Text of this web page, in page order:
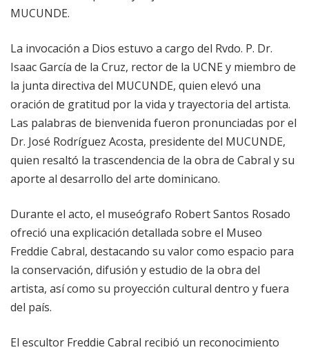
MUCUNDE.
La invocación a Dios estuvo a cargo del Rvdo. P. Dr.
Isaac García de la Cruz, rector de la UCNE y miembro de
la junta directiva del MUCUNDE, quien elevó una
oración de gratitud por la vida y trayectoria del artista.
Las palabras de bienvenida fueron pronunciadas por el
Dr. José Rodríguez Acosta, presidente del MUCUNDE,
quien resaltó la trascendencia de la obra de Cabral y su
aporte al desarrollo del arte dominicano.
Durante el acto, el museógrafo Robert Santos Rosado
ofreció una explicación detallada sobre el Museo
Freddie Cabral, destacando su valor como espacio para
la conservación, difusión y estudio de la obra del
artista, así como su proyección cultural dentro y fuera
del país.
El escultor Freddie Cabral recibió un reconocimiento